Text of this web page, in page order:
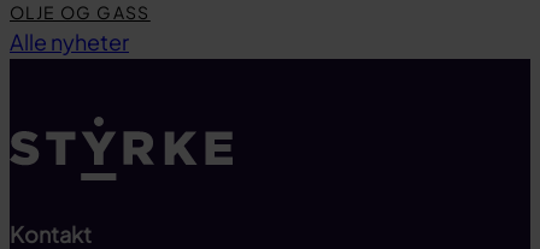
OLJE OG GASS
Alle nyheter
Kontakt